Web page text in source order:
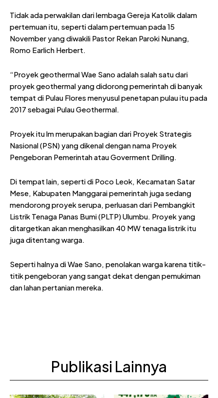
Tidak ada perwakilan dari lembaga Gereja Katolik dalam
pertemuan itu, seperti dalam pertemuan pada 15
November yang diwakili Pastor Rekan Paroki Nunang,
Romo Earlich Herbert.
“Proyek geothermal Wae Sano adalah salah satu dari
proyek geothermal yang didorong pemerintah di banyak
tempat di Pulau Flores menyusul penetapan pulau itu pada
2017 sebagai Pulau Geothermal.
Proyek itu lm merupakan bagian dari Proyek Strategis
Nasional (PSN) yang dikenal dengan nama Proyek
Pengeboran Pemerintah atau Goverment Drilling.
Di tempat lain, seperti di Poco Leok, Kecamatan Satar
Mese, Kabupaten Manggarai pemerintah juga sedang
mendorong proyek serupa, perluasan dari Pembangkit
Listrik Tenaga Panas Bumi (PLTP) Ulumbu. Proyek yang
ditargetkan akan menghasilkan 40 MW tenaga listrik itu
juga ditentang warga.
Seperti halnya di Wae Sano, penolakan warga karena titik-
titik pengeboran yang sangat dekat dengan pemukiman
dan lahan pertanian mereka.
Publikasi Lainnya